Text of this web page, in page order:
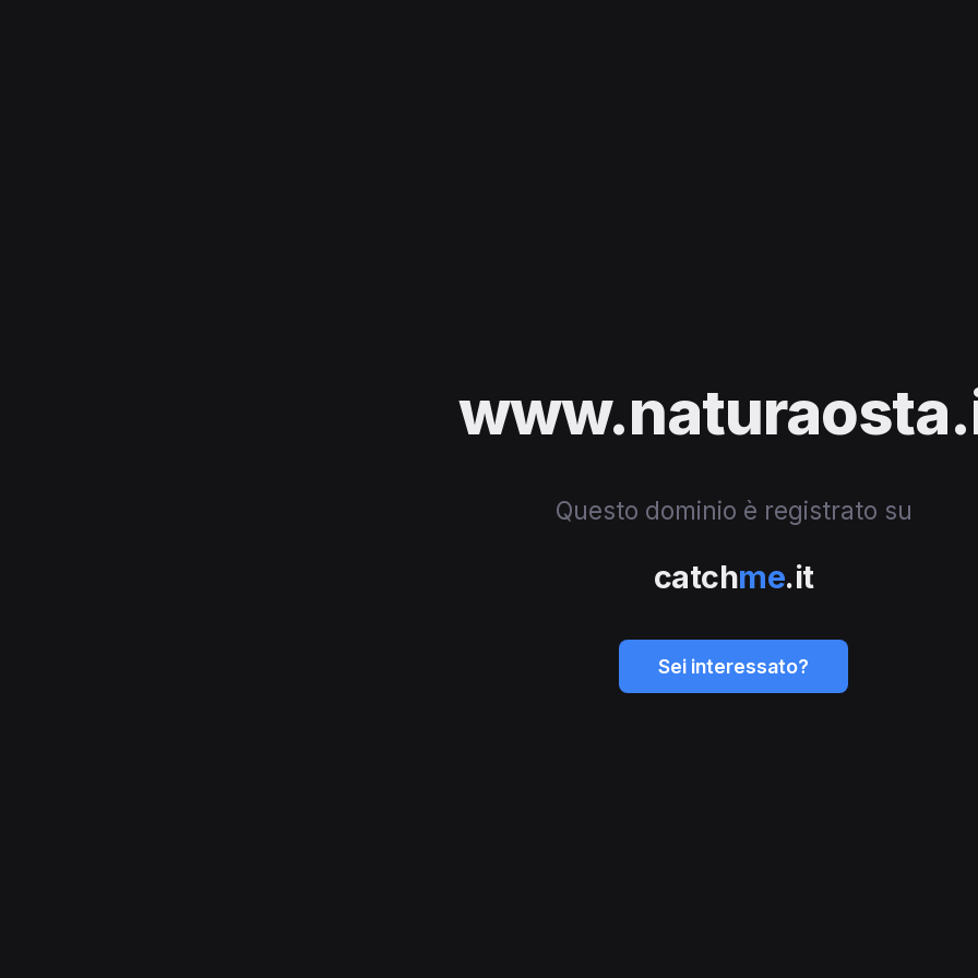
Questo dominio è registrato su
catchme.it
Sei interessato?